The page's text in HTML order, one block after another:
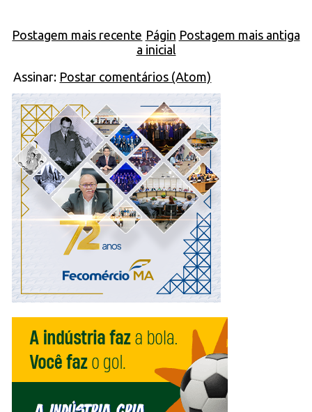
Postagem mais recente Postagem mais antiga
Págin
a inicial
Assinar: Postar comentários (Atom)